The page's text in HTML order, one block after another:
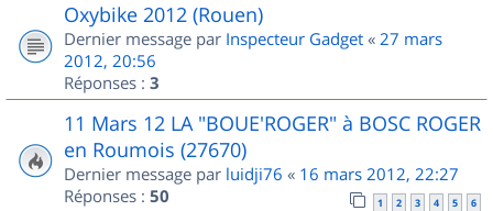
Oxybike 2012 (Rouen)
Dernier message par Inspecteur Gadget « 27 mars
2012, 20:56
Réponses : 3
11 Mars 12 LA "BOUE'ROGER" à BOSC ROGER
en Roumois (27670)
Dernier message par luidji76 « 16 mars 2012, 22:27
Réponses : 50 1 2 3 4 5 6